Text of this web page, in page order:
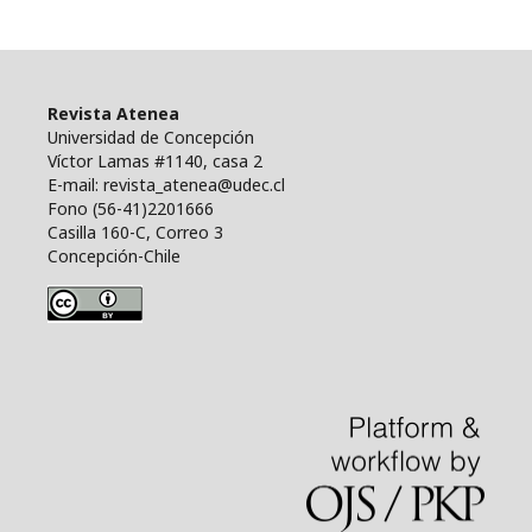
Revista Atenea
Universidad de Concepción
Víctor Lamas #1140, casa 2
E-mail: revista_atenea@udec.cl
Fono (56-41)2201666
Casilla 160-C, Correo 3
Concepción-Chile